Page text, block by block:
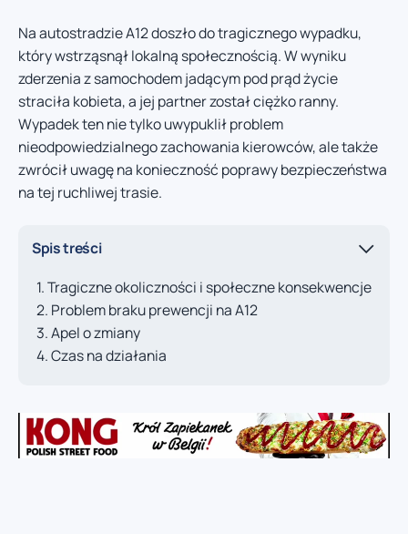
Na autostradzie A12 doszło do tragicznego wypadku,
który wstrząsnął lokalną społecznością. W wyniku
zderzenia z samochodem jadącym pod prąd życie
straciła kobieta, a jej partner został ciężko ranny.
Wypadek ten nie tylko uwypuklił problem
nieodpowiedzialnego zachowania kierowców, ale także
zwrócił uwagę na konieczność poprawy bezpieczeństwa
na tej ruchliwej trasie.
Spis treści
Tragiczne okoliczności i społeczne konsekwencje
Problem braku prewencji na A12
Apel o zmiany
Czas na działania